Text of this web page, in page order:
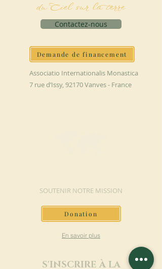
du Ciel sur la terre
Contactez-nous
Demande de financement
Associatio Internationalis Monastica
7 rue d’Issy, 92170 Vanves - France
SOUTENIR NOTRE MISSION
Donation
En savoir plus
S'INSCRIRE À LA